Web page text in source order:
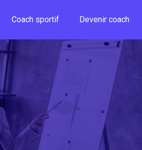
Coach sportif Devenir coach